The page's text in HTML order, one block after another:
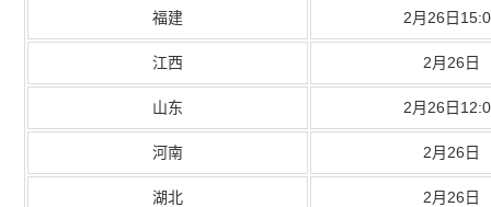
福建 2月26日
江西 2月26日
山东 2月26日
河南 2月26日
湖北 2月26日